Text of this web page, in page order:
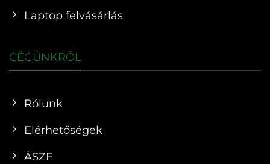
Laptop felvásárlás
CÉGÜNKRŐL
Rólunk
Elérhetőségek
ÁSZF